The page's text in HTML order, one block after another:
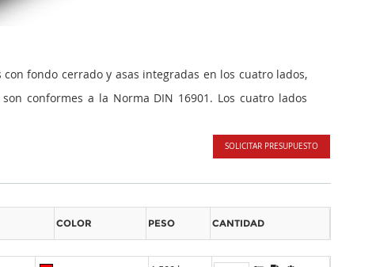
fondo cerrado y asas integradas en los cuatro lados,
conformes a la Norma DIN 16901. Los cuatro lados
SOLICITAR PRESUPUESTO
COLOR PESO CANTIDAD